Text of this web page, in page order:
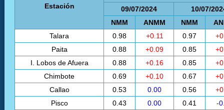
Estación 09/07/2024
10/07/
NMM
ANMM NMM
Talara
0.98 +0.11 0.97
Paita
0.88 +0.09 0.85
I. Lobos de Afuera
0.88 +0.16 0.85
Chimbote
0.69 +0.10 0.67
Callao
0.53 0.00 0.56
Pisco
0.43 0.00 0.41 -